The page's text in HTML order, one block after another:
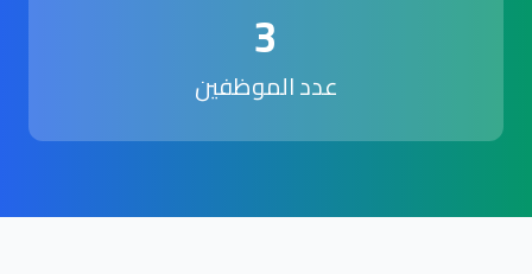
3
عدد الموظفين